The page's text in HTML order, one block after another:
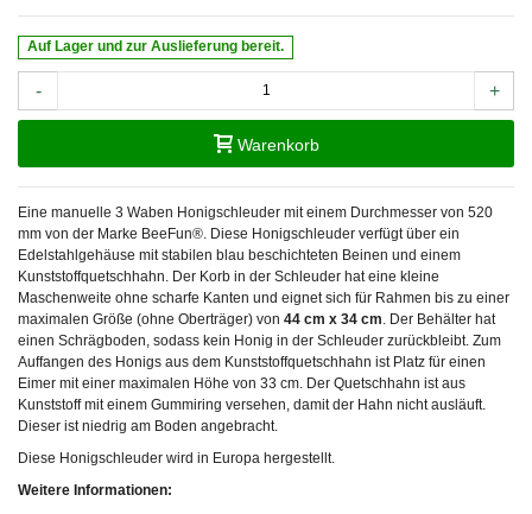
Auf Lager und zur Auslieferung bereit.
- +
Warenkorb
Eine manuelle 3 Waben Honigschleuder mit einem Durchmesser von 520
mm von der Marke BeeFun®. Diese Honigschleuder verfügt über ein
Edelstahlgehäuse mit stabilen blau beschichteten Beinen und einem
Kunststoffquetschhahn. Der Korb in der Schleuder hat eine kleine
Maschenweite ohne scharfe Kanten und eignet sich für Rahmen bis zu einer
maximalen Größe (ohne Oberträger) von 44 cm x 34 cm. Der Behälter hat
einen Schrägboden, sodass kein Honig in der Schleuder zurückbleibt. Zum
Auffangen des Honigs aus dem Kunststoffquetschhahn ist Platz für einen
Eimer mit einer maximalen Höhe von 33 cm. Der Quetschhahn ist aus
Kunststoff mit einem Gummiring versehen, damit der Hahn nicht ausläuft.
Dieser ist niedrig am Boden angebracht.
Diese Honigschleuder wird in Europa hergestellt.
Weitere Informationen: